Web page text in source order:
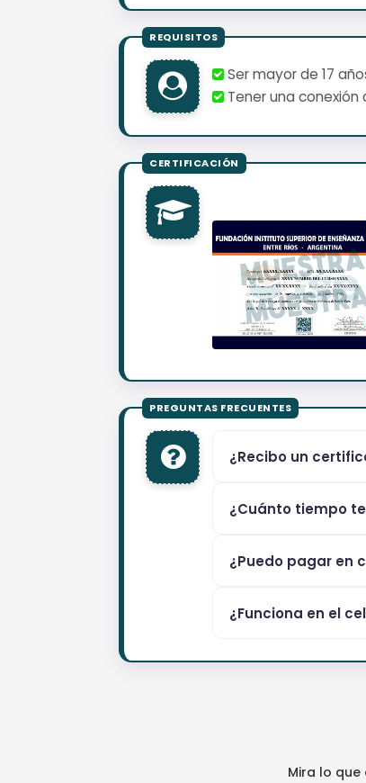
Ser mayor de 17
Tener una
¿Recibo un
¿Cuánto tiempo
¿Puedo pagar en
¿Funciona en el
Mira lo